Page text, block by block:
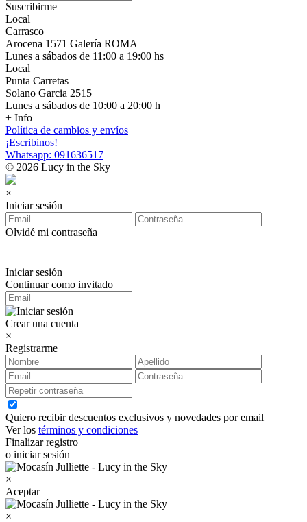
Suscribirme
Local
Carrasco
Arocena 1571 Galería ROMA
Lunes a sábados de 11:00 a 19:00 hs
Local
Punta Carretas
Solano Garcia 2515
Lunes a sábados de 10:00 a 20:00 h
+ Info
Política de cambios y envíos
¡Escribinos!
Whatsapp: 091636517
© 2026 Lucy in the Sky
×
Iniciar sesión
Olvidé mi contraseña
Iniciar sesión
Continuar como invitado
Crear una cuenta
×
Registrarme
Quiero recibir descuentos exclusivos y novedades por email
Ver los términos y condiciones
Finalizar registro
o iniciar sesión
×
Aceptar
×